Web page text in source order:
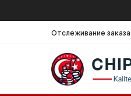
Отслеживание заказа